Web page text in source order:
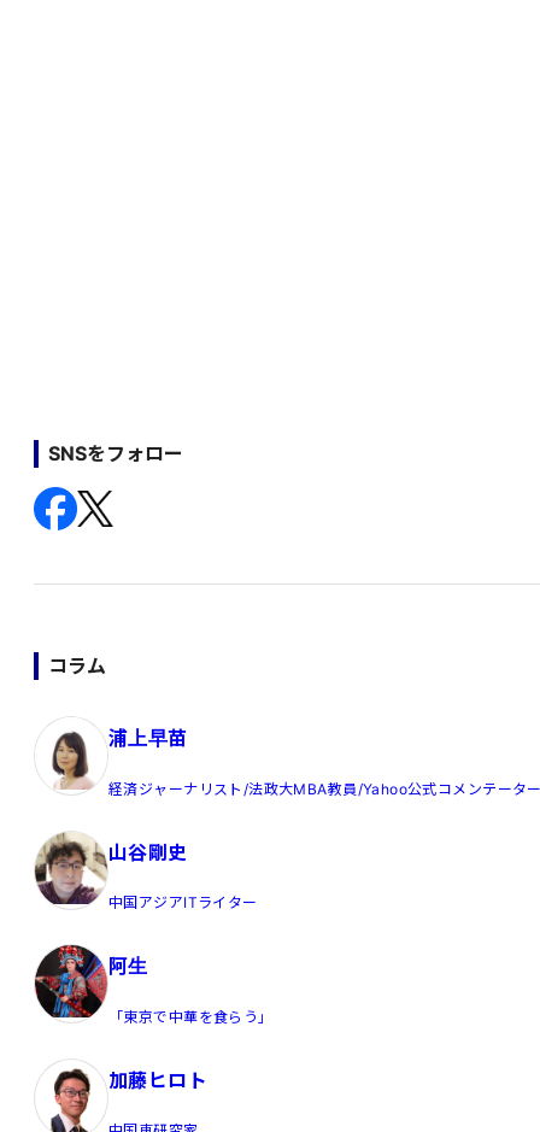
SNSをフォロー
コラム
浦上早苗
経済ジャーナリスト/法政大MBA教員/Yahoo公式コメンテータ
山谷剛史
中国アジアITライター
阿生
「東京で中華を食らう」
加藤ヒロト